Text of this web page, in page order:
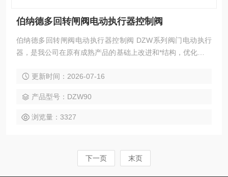
伯纳德多回转闸阀电动执行器控制阀
伯纳德多回转闸阀电动执行器控制阀 DZW系列阀门电动执行
器，是我公司在原有成熟产品的基础上改进和*结构，优化防护
体积小。外形美观，性能稳定可靠等优点。良好的防护等级可
更新时间：2026-07-16
产品型号：DZW90
浏览量：3327
下一页 末页